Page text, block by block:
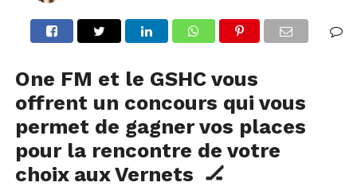
One FM et le GSHC vous
offrent un concours qui vous
permet de gagner vos places
pour la rencontre de votre
choix aux Vernets 🏒